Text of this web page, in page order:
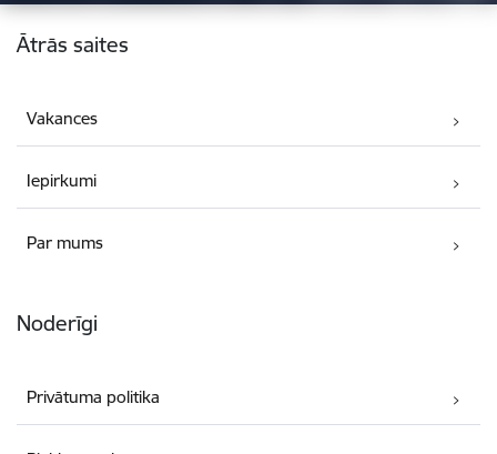
Kājene
Ātrās saites
Vakances
Iepirkumi
Par mums
Noderīgi
Privātuma politika